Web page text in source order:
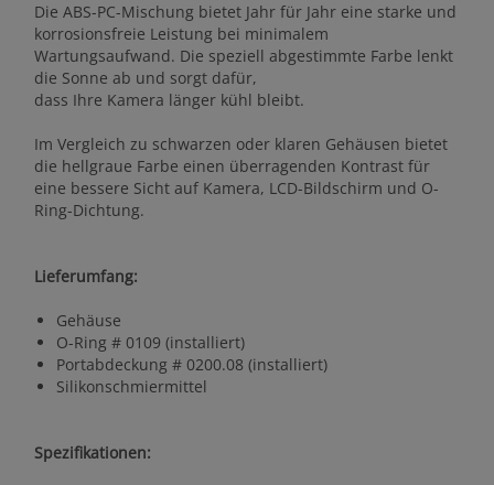
Die ABS-PC-Mischung bietet Jahr für Jahr eine starke und
korrosionsfreie Leistung bei minimalem
Wartungsaufwand. Die speziell abgestimmte Farbe lenkt
die Sonne ab und sorgt dafür,
dass Ihre Kamera länger kühl bleibt.
Im Vergleich zu schwarzen oder klaren Gehäusen bietet
die hellgraue Farbe einen überragenden Kontrast für
eine bessere Sicht auf Kamera, LCD-Bildschirm und O-
Ring-Dichtung.
Lieferumfang:
Gehäuse
O-Ring # 0109 (installiert)
Portabdeckung # 0200.08 (installiert)
Silikonschmiermittel
Spezifikationen: